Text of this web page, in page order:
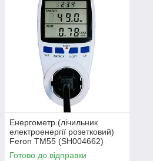
Енергометр (лічильник
електроенергії розетковий)
Feron TM55 (SH004662)
Готово до відправки